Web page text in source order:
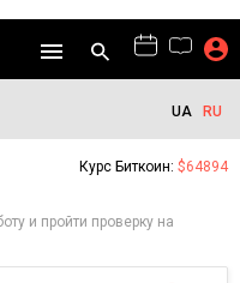
UA RU
Курс Биткоин: $64894
и пройти проверку на